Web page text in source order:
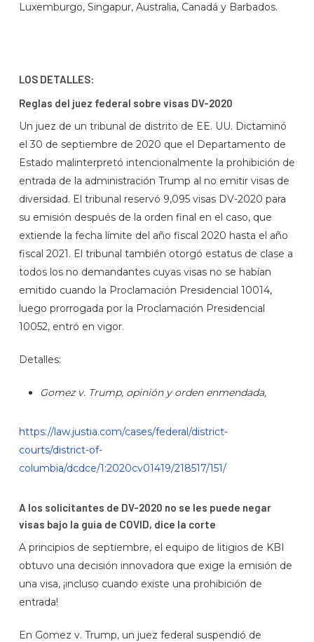
Luxemburgo, Singapur, Australia, Canadá y Barbados.
LOS DETALLES:
Reglas del juez federal sobre visas DV-2020
Un juez de un tribunal de distrito de EE. UU. Dictaminó
el 30 de septiembre de 2020 que el Departamento de
Estado malinterpretó intencionalmente la prohibición de
entrada de la administración Trump al no emitir visas de
diversidad. El tribunal reservó 9,095 visas DV-2020 para
su emisión después de la orden final en el caso, que
extiende la fecha límite del año fiscal 2020 hasta el año
fiscal 2021. El tribunal también otorgó estatus de clase a
todos los no demandantes cuyas visas no se habían
emitido cuando la Proclamación Presidencial 10014,
luego prorrogada por la Proclamación Presidencial
10052, entró en vigor.
Detalles:
Gomez v. Trump, opinión y orden enmendada,
https://law.justia.com/cases/federal/district-
courts/district-of-
columbia/dcdce/1:2020cv01419/218517/151/
A los solicitantes de DV-2020 no se les puede negar
visas bajo la guía de COVID, dice la corte
A principios de septiembre, el equipo de litigios de KBI
obtuvo una decisión innovadora que exige la emisión de
una visa, ¡incluso cuando existe una prohibición de
entrada!
En Gomez v. Trump, un juez federal suspendió de